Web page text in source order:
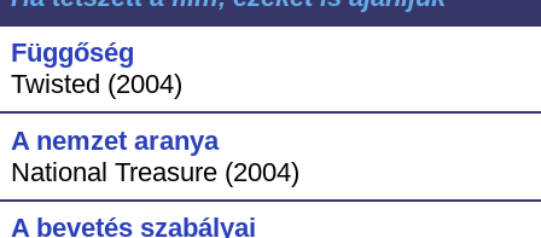
Függőség
Twisted (2004)
A nemzet aranya
National Treasure (2004)
A bevetés szabályai